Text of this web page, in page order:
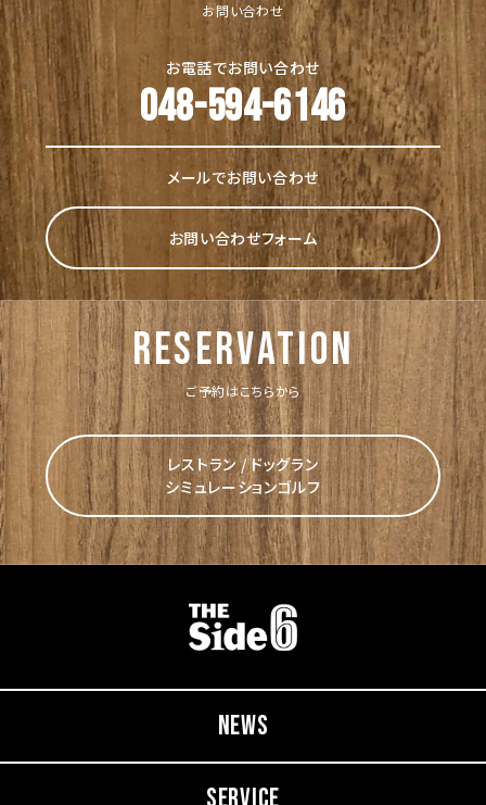
お問い合わせ
お電話でお問い合わせ
048-594-6146
メールでお問い合わせ
お問い合わせフォーム
reservation
ご予約はこちらから
レストラン / ドッグラン
シミュレーションゴルフ
NEWS